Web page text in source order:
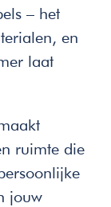
– het
en
laat
ruimte die
jouw